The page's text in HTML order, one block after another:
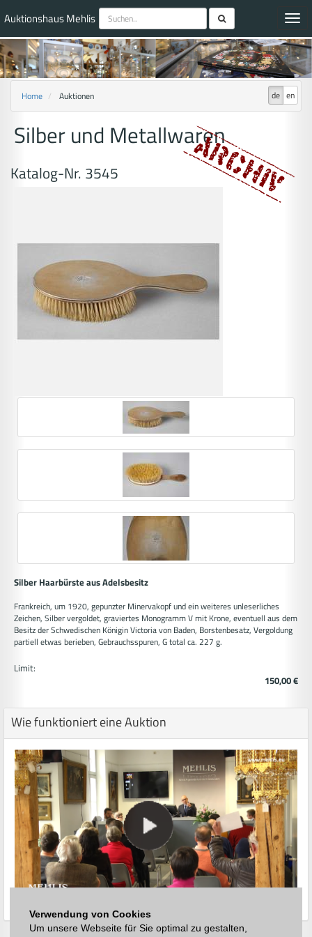
Verwendung von Cookies
Um unsere Webseite für Sie optimal zu gestalten,
Auktionshaus Mehlis
de en
Home Auktionen
Silber und Metallwaren
Katalog-Nr. 3545
Silber Haarbürste aus Adelsbesitz
Frankreich, um 1920, gepunzter Minervakopf und ein weiteres unleserliches
Zeichen, Silber vergoldet, graviertes Monogramm V mit Krone, eventuell aus dem
Besitz der Schwedischen Königin Victoria von Baden, Borstenbesatz, Vergoldung
partiell etwas berieben, Gebrauchsspuren, G total ca. 227 g.
Limit:
150,00 €
Wie funktioniert eine Auktion